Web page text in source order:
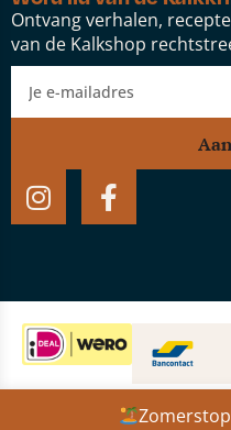
Ontvang verhalen,
van de Kalkshop
Website
Zomerstop